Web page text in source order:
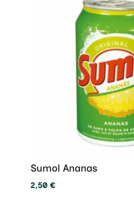
Sumol Ananas
2,50 €